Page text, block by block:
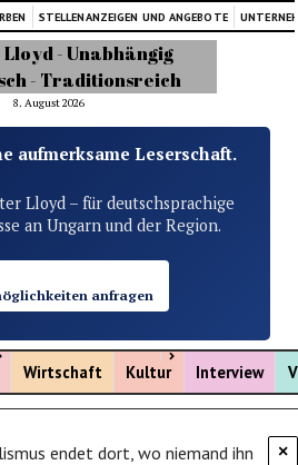
STELLENANZEIGEN UND ANGEBOTE
8. August 2026
aufmerksame Leserschaft.
Lloyd – für deutschsprachige
an Ungarn und der Region.
anfragen
öffnen
Wirtschaft Kultur
Menü öffnen
Interview
×
endet dort, wo niemand ihn